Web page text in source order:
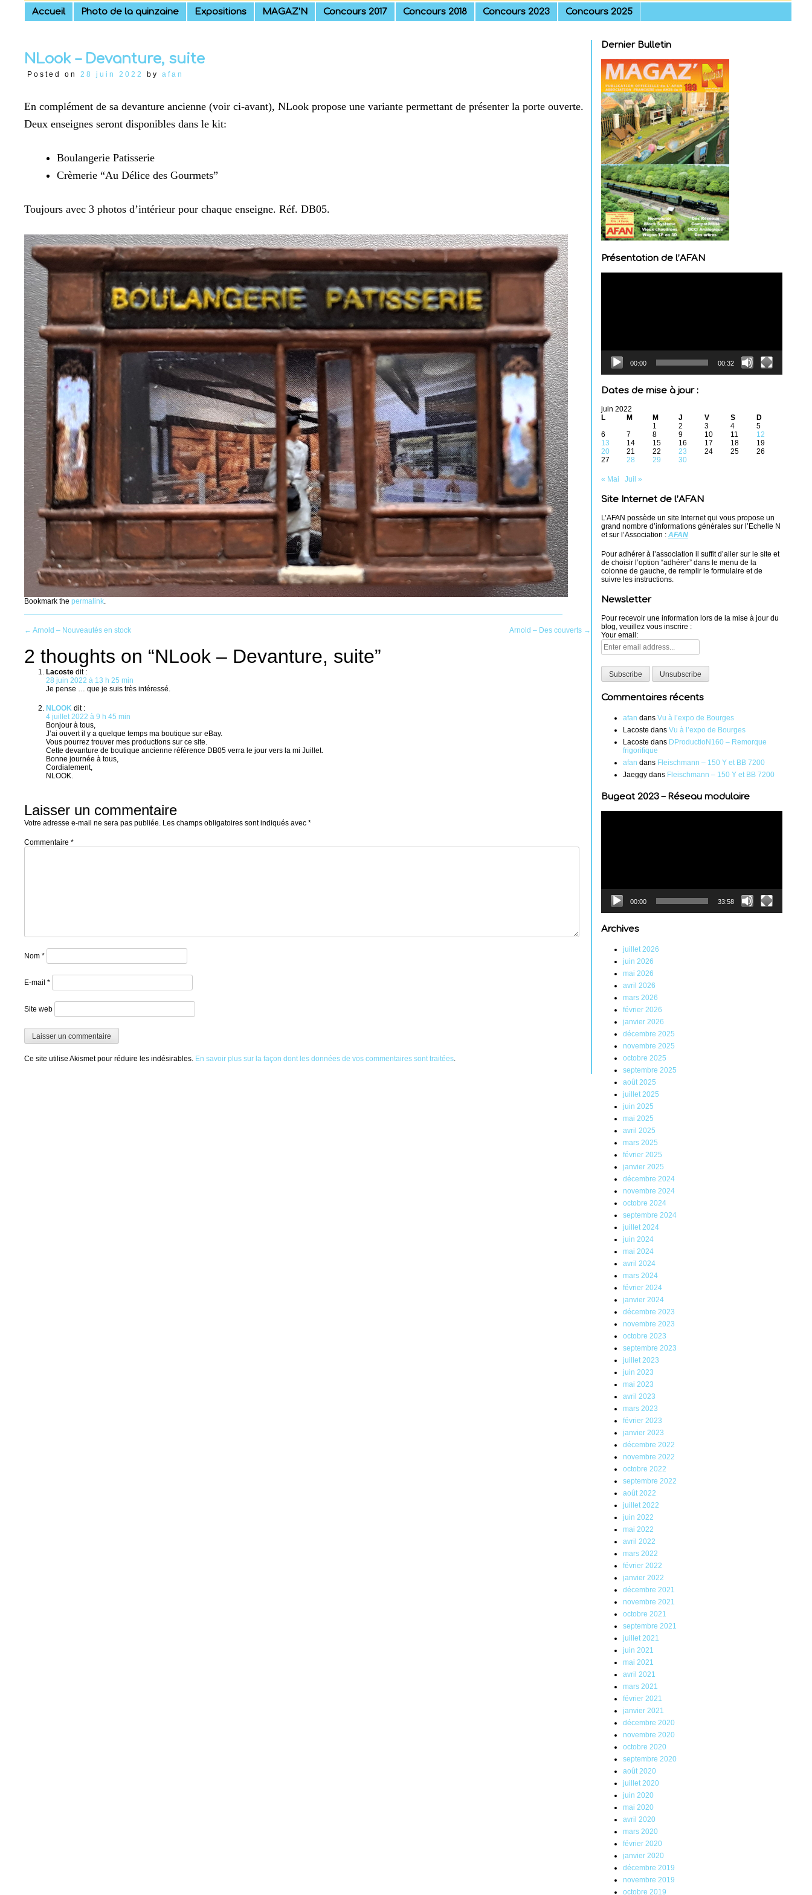
Skip
to
Accueil Photo de la quinzaine Expositions MAGAZ’N Concours 2017 Concours 2018 Concours 2023 Concours 2025
NLook – Devanture, suite
Posted on 28 juin 2022 by afan
En complément de sa devanture ancienne (voir ci-avant), NLook propose une variante permettant de présenter la porte ouverte.
Deux enseignes seront disponibles dans le kit:
Boulangerie Patisserie
Crèmerie “Au Délice des Gourmets”
Toujours avec 3 photos d’intérieur pour chaque enseigne. Réf. DB05.
Bookmark the permalink.
Post
navigation
← Arnold – Nouveautés en stock Arnold – Des couverts →
2 thoughts on “NLook – Devanture, suite”
Lacoste dit :
28 juin 2022 à 13 h 25 min
Je pense … que je suis très intéressé.
NLOOK dit :
4 juillet 2022 à 9 h 45 min
Bonjour à tous,
J’ai ouvert il y a quelque temps ma boutique sur eBay.
Vous pourrez trouver mes productions sur ce site.
Cette devanture de boutique ancienne référence DB05 verra le jour vers la mi Juillet.
Bonne journée à tous,
Cordialement,
NLOOK.
Laisser un commentaire
Votre adresse e-mail ne sera pas publiée. Les champs obligatoires sont indiqués avec *
Commentaire *
Nom *
E-mail *
Site web
Ce site utilise Akismet pour réduire les indésirables. En savoir plus sur la façon dont les données de vos commentaires sont traitées.
Dernier Bulletin
Présentation de l’AFAN
00:00 00:32
Dates de mise à jour :
juin 2022
L
M M J V S
D
1
2 3 4
5
6
7 8 9 10 11
12
13
14 15 16 17 18
19
20
21 22 23 24 25
26
27
28 29 30
« Mai Juil »
Site Internet de l’AFAN
L’AFAN possède un site Internet qui vous propose un
grand nombre d’informations générales sur l’Echelle N
et sur l’Association : AFAN
Pour adhérer à l’association il suffit d’aller sur le site et
de choisir l’option “adhérer” dans le menu de la
colonne de gauche, de remplir le formulaire et de
suivre les instructions.
Newsletter
Pour recevoir une information lors de la mise à jour du
blog, veuillez vous inscrire :
Your email:
Commentaires récents
afan dans Vu à l’expo de Bourges
Lacoste dans Vu à l’expo de Bourges
Lacoste dans DProductioN160 – Remorque
frigorifique
afan dans Fleischmann – 150 Y et BB 7200
Jaeggy dans Fleischmann – 150 Y et BB 7200
Bugeat 2023 – Réseau modulaire
00:00 33:58
Archives
juillet 2026
juin 2026
mai 2026
avril 2026
mars 2026
février 2026
janvier 2026
décembre 2025
novembre 2025
octobre 2025
septembre 2025
août 2025
juillet 2025
juin 2025
mai 2025
avril 2025
mars 2025
février 2025
janvier 2025
décembre 2024
novembre 2024
octobre 2024
septembre 2024
juillet 2024
juin 2024
mai 2024
avril 2024
mars 2024
février 2024
janvier 2024
décembre 2023
novembre 2023
octobre 2023
septembre 2023
juillet 2023
juin 2023
mai 2023
avril 2023
mars 2023
février 2023
janvier 2023
décembre 2022
novembre 2022
octobre 2022
septembre 2022
août 2022
juillet 2022
juin 2022
mai 2022
avril 2022
mars 2022
février 2022
janvier 2022
décembre 2021
novembre 2021
octobre 2021
septembre 2021
juillet 2021
juin 2021
mai 2021
avril 2021
mars 2021
février 2021
janvier 2021
décembre 2020
novembre 2020
octobre 2020
septembre 2020
août 2020
juillet 2020
juin 2020
mai 2020
avril 2020
mars 2020
février 2020
janvier 2020
décembre 2019
novembre 2019
octobre 2019